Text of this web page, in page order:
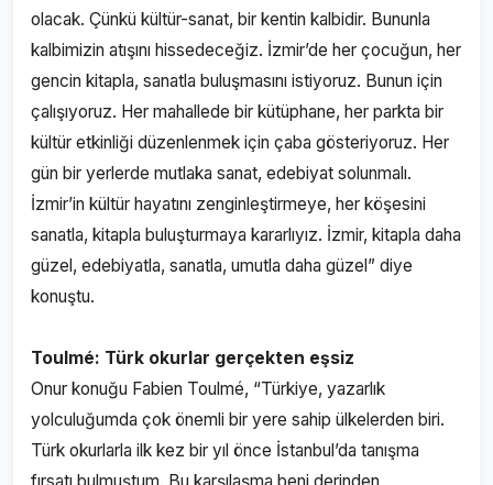
olacak. Çünkü kültür-sanat, bir kentin kalbidir. Bununla
kalbimizin atışını hissedeceğiz. İzmir’de her çocuğun, her
gencin kitapla, sanatla buluşmasını istiyoruz. Bunun için
çalışıyoruz. Her mahallede bir kütüphane, her parkta bir
kültür etkinliği düzenlenmek için çaba gösteriyoruz. Her
gün bir yerlerde mutlaka sanat, edebiyat solunmalı.
İzmir’in kültür hayatını zenginleştirmeye, her köşesini
sanatla, kitapla buluşturmaya kararlıyız. İzmir, kitapla daha
güzel, edebiyatla, sanatla, umutla daha güzel” diye
konuştu.
Toulmé: Türk okurlar gerçekten eşsiz
Onur konuğu Fabien Toulmé, “Türkiye, yazarlık
yolculuğumda çok önemli bir yere sahip ülkelerden biri.
Türk okurlarla ilk kez bir yıl önce İstanbul’da tanışma